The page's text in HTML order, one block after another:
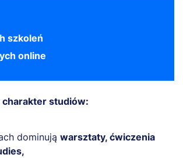
szkoleń
online
charakter studiów:
dominują warsztaty, ćwiczenia